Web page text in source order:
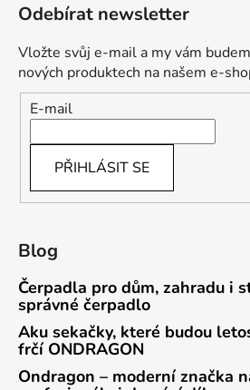
Odebírat newsletter
Vložte svůj e-mail a my vám
nových produktech na našem e-
E-mail
PŘIHLÁSIT SE
Blog
Čerpadla pro dům, zahradu i
správné čerpadlo
Aku sekačky, které budou
frčí ONDRAGON
Ondragon – moderní značka